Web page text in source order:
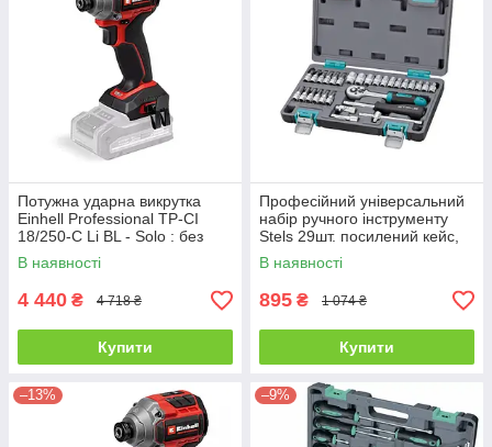
Потужна ударна викрутка
Einhell Professional TP-CI
18/250-C Li BL - Solo : без
АКБ (4510095)
В наявності
4 440 ₴ 4 718 ₴
Купити
Професійний універсальний
набір ручного інструменту
Stels 29шт. посилений кейс,
набір ключів для авто і дому
14100
В наявності
895 ₴ 1 074 ₴
Купити
–13% –9%